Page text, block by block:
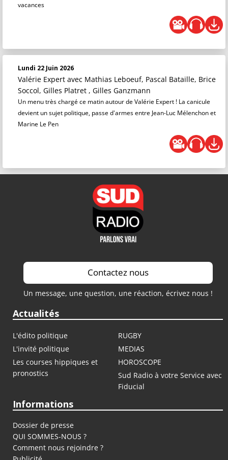
vacances
Lundi 22 Juin 2026
Valérie Expert avec Mathias Leboeuf, Pascal Bataille, Brice
Soccol, Gilles Platret , Gilles Ganzmann
Un menu très chargé ce matin autour de Valérie Expert ! La canicule
devient un sujet politique, passe d'armes entre Jean-Luc Mélenchon et
Marine Le Pen
Contactez nous
Un message, une question, une réaction, écrivez nous !
Actualités
L'édito politique
RUGBY
L'invité politique
MEDIAS
Les courses hippiques et
pronostics
HOROSCOPE
Sud Radio à votre Service avec
Fiducial
Informations
Dossier de presse
QUI SOMMES-NOUS ?
Comment nous rejoindre ?